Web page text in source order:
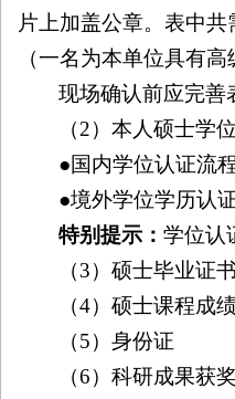
片上加盖公章。表中
（一名为本单位具有
现场确认前应完善
（2）本人硕士学
●国内学位认证流
●境外学位学历认
特别提示：学位认
（3）硕士毕业证书
（4）硕士课程成
（5）身份证
（6）科研成果获